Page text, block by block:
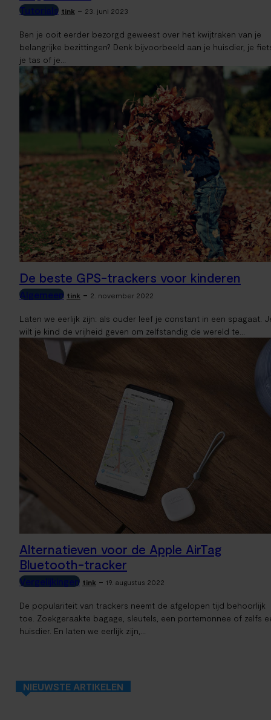
Tutorials tink - 23. juni 2023
Ben je ooit eerder bezorgd geweest over het kwijtraken van je
belangrijke bezittingen? Denk bijvoorbeeld aan je huisdier, je
je tas of je...
De beste GPS-trackers voor kinderen
Algemeen tink - 2. november 2022
Laten we eerlijk zijn: als ouder leef je constant in een spagaat.
wilt je kind de vrijheid geven om zelfstandig de wereld te...
Alternatieven voor de Apple AirTag
Bluetooth-tracker
Vergelijkingen tink - 19. augustus 2022
De populariteit van trackers neemt de afgelopen tijd behoorlijk
toe. Zoekgeraakte bagage, sleutels, een portemonnee of zelfs
huisdier. En laten we eerlijk zijn,...
NIEUWSTE ARTIKELEN